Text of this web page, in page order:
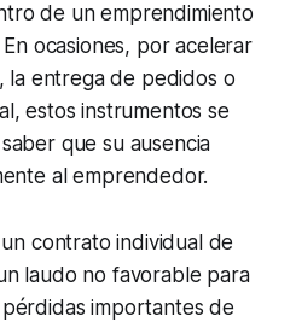
de un emprendimiento
ocasiones, por acelerar
la entrega de pedidos o
estos instrumentos se
que su ausencia
al emprendedor.
contrato individual de
laudo no favorable para
importantes de